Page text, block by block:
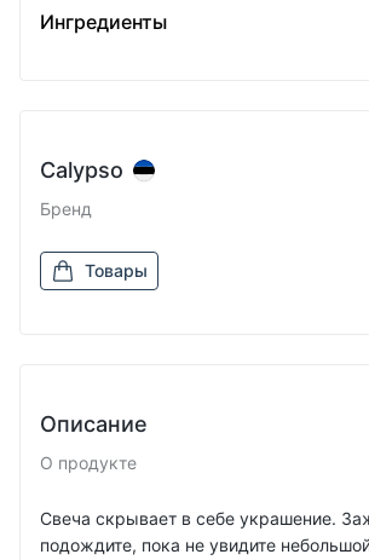
100% Natural soy wax
Ингредиенты
Calypso
Бренд
Товары
Описание
О продукте
Свеча скрывает в себе украшение.
подождите, пока не увидите